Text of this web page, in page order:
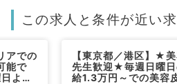
この求人と条件が近い
アでの
能で
より
【東京都／港区】★
先生歓迎★毎週日曜
給1.3万円～での美容